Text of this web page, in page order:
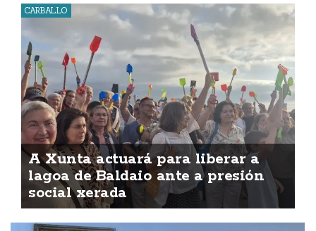
CARBALLO
A Xunta actuará para liberar a
lagoa de Baldaio ante a presión
social xerada